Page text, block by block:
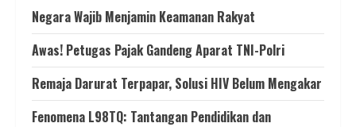
Negara Wajib Menjamin Keamanan Rakyat
Awas! Petugas Pajak Gandeng Aparat TNI-Polri
Remaja Darurat Terpapar, Solusi HIV Belum Mengakar
Fenomena L98TQ: Tantangan Pendidikan dan